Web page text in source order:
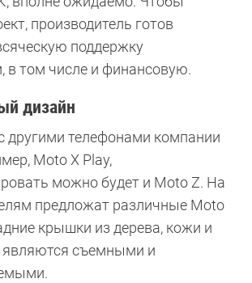
производитель готов
поддержку
в том числе и финансовую.
дизайн
другими телефонами компании
Moto X Play,
можно будет и Moto Z. На
предложат различные Moto
крышки из дерева, кожи и
являются съемными и